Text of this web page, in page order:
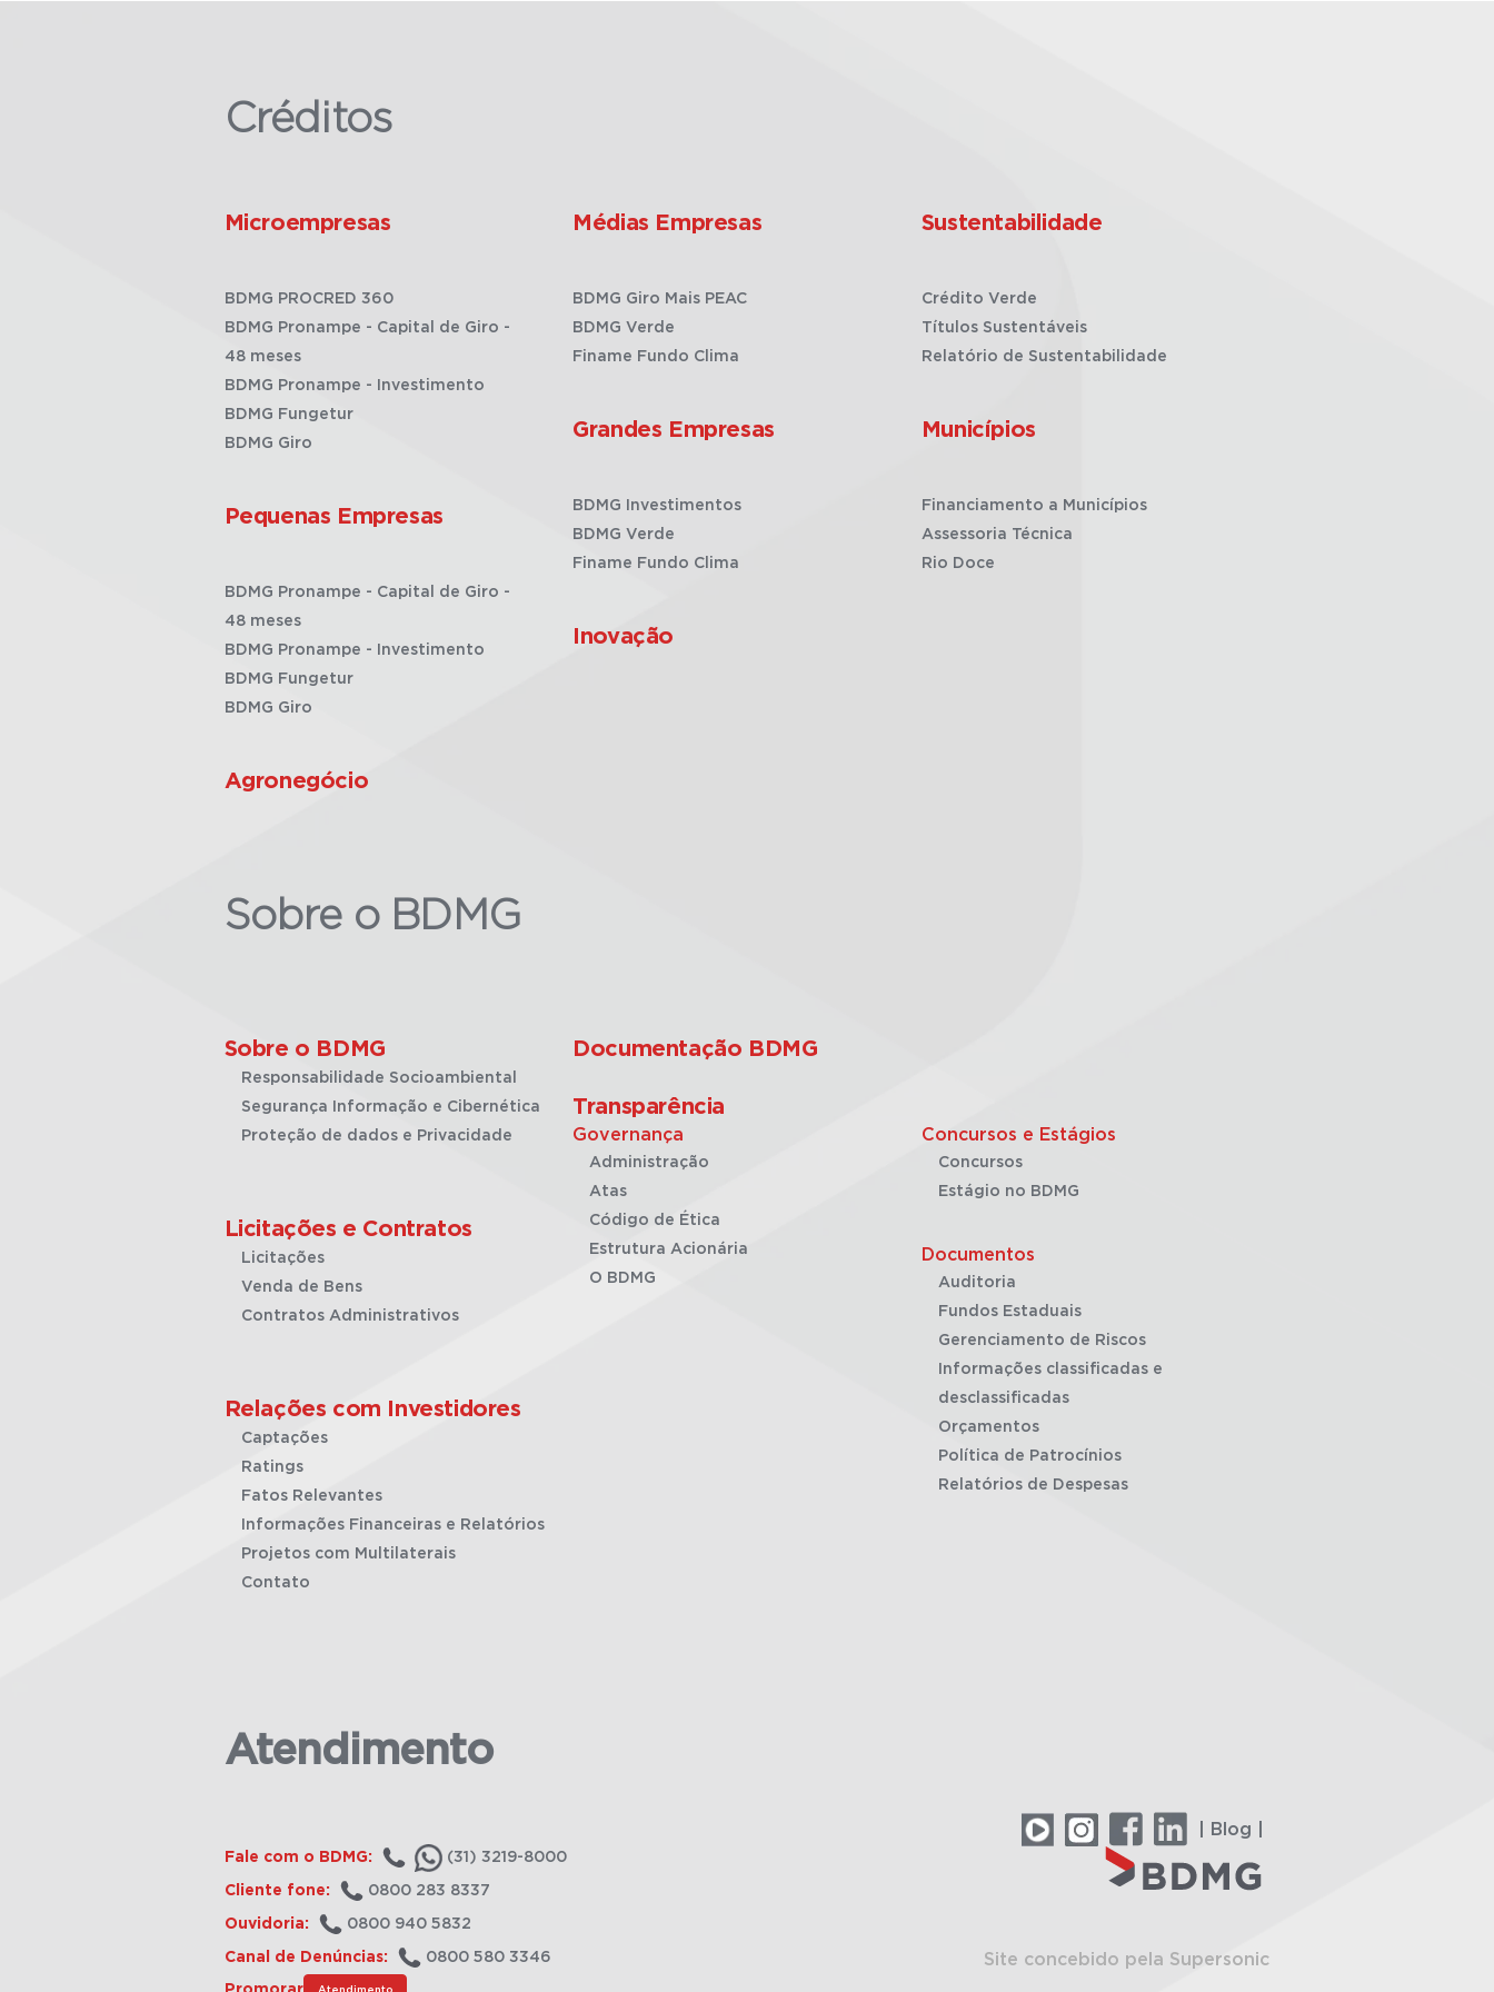
Créditos
Microempresas
BDMG PROCRED 360
BDMG Pronampe - Capital de Giro -
48 meses
BDMG Pronampe - Investimento
BDMG Fungetur
BDMG Giro
Pequenas Empresas
BDMG Pronampe - Capital de Giro -
48 meses
BDMG Pronampe - Investimento
BDMG Fungetur
BDMG Giro
Agronegócio
Médias Empresas
BDMG Giro Mais PEAC
BDMG Verde
Finame Fundo Clima
Grandes Empresas
BDMG Investimentos
BDMG Verde
Finame Fundo Clima
Inovação
Sustentabilidade
Crédito Verde
Títulos Sustentáveis
Relatório de Sustentabilidade
Municípios
Financiamento a Municípios
Assessoria Técnica
Rio Doce
Sobre o BDMG
Sobre o BDMG
Responsabilidade Socioambiental
Segurança Informação e Cibernética
Proteção de dados e Privacidade
Licitações e Contratos
Licitações
Venda de Bens
Contratos Administrativos
Relações com Investidores
Captações
Ratings
Fatos Relevantes
Informações Financeiras e Relatórios
Projetos com Multilaterais
Contato
Documentação BDMG
Transparência
Governança
Administração
Atas
Código de Ética
Estrutura Acionária
O BDMG
Concursos e Estágios
Concursos
Estágio no BDMG
Documentos
Auditoria
Fundos Estaduais
Gerenciamento de Riscos
Informações classificadas e
desclassificadas
Orçamentos
Política de Patrocínios
Relatórios de Despesas
Atendimento
Fale com o BDMG: (31) 3219-8000
Cliente fone: 0800 283 8337
Ouvidoria: 0800 940 5832
Canal de Denúncias: 0800 580 3346
Atendimento
| Blog |
Site concebido pela Supersonic